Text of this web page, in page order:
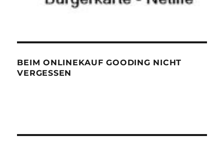
BEIM ONLINEKAUF GOODING NICHT
VERGESSEN